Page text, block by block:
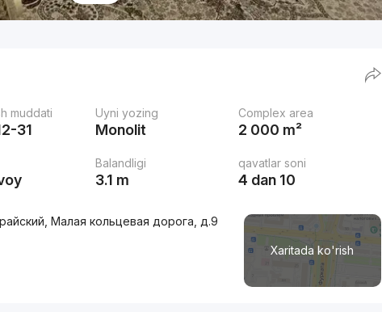
muddati
31
Uyni yozing
Monolit
Complex area
2 000 m²
Balandligi
3.1 m
qavatlar soni
4 dan 10
Xaritada ko'rish
Малая кольцевая дорога, д.9